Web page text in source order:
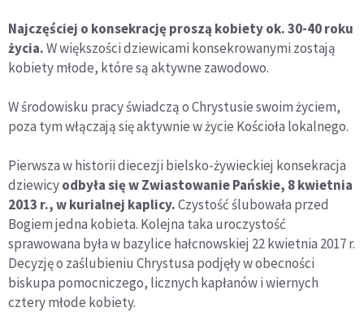
Najczęściej o konsekrację proszą kobiety ok. 30-40 roku
życia.W większości dziewicami konsekrowanymi zostają
kobiety młode, które są aktywne zawodowo.
W środowisku pracy świadczą o Chrystusie swoim życiem,
poza tym włączają się aktywnie w życie Kościoła lokalnego.
Pierwsza w historii diecezji bielsko-żywieckiej konsekracja
dziewicyodbyła się w Zwiastowanie Pańskie, 8 kwietnia
2013 r., w kurialnej kaplicy.Czystość ślubowała przed
Bogiem jedna kobieta. Kolejna taka uroczystość
sprawowana była w bazylice hałcnowskiej 22 kwietnia 2017 r.
Decyzję o zaślubieniu Chrystusa podjęły w obecności
biskupa pomocniczego, licznych kapłanów i wiernych
cztery młode kobiety.